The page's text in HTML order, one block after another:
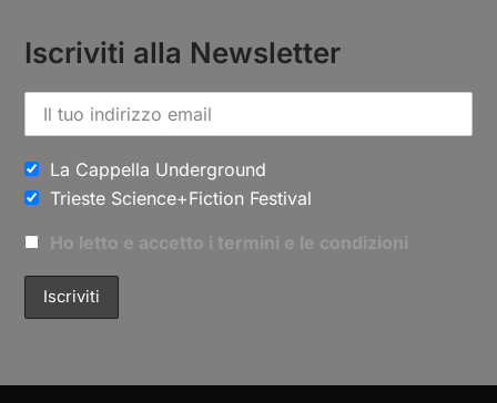
Iscriviti alla Newsletter
La Cappella Underground
Trieste Science+Fiction Festival
Ho letto e accetto i termini e le condizioni